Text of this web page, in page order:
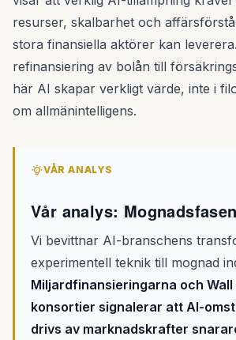
resurser, skalbarhet och
stora finansiella aktörer kan
refinansiering av bolån till
här AI skapar verkligt värde, inte i
om allmänintelligens.
VÅR ANALYS
Vår analys:
Vi bevittnar AI-branschens
experimentell teknik till mognad
Miljardfinansieringarna och
konsortier signalerar att AI-
drivs av marknadskrafter